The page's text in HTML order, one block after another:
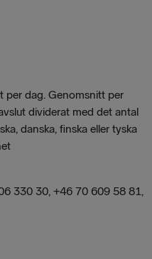
per dag. Genomsnitt per
dividerat med det antal
danska, finska eller tyska
330 30, +46 70 609 58 81,